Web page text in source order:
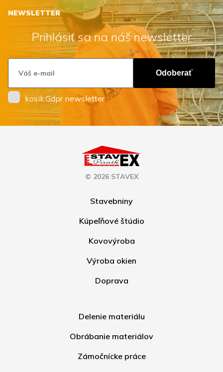
NEWSLETTER
Prihlásiť sa na náš newsletter
Odoberať
kosik.Gdpr newsletter
© 2026 STAVEX
Stavebniny
Kúpeľňové štúdio
Kovovýroba
Výroba okien
Doprava
Delenie materiálu
Obrábanie materiálov
Zámočnícke práce